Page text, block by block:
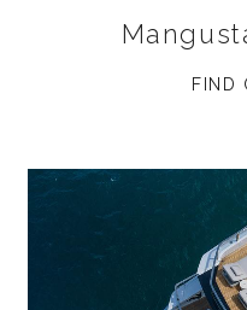
FIND